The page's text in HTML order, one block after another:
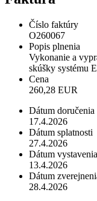
Číslo faktúry
O260067
Popis plnenia
Vykonanie a
skúšky systému
Cena
260,28 EUR
Dátum doručenia
17.4.2026
Dátum splatnosti
27.4.2026
Dátum vystavenia
13.4.2026
Dátum
28.4.2026